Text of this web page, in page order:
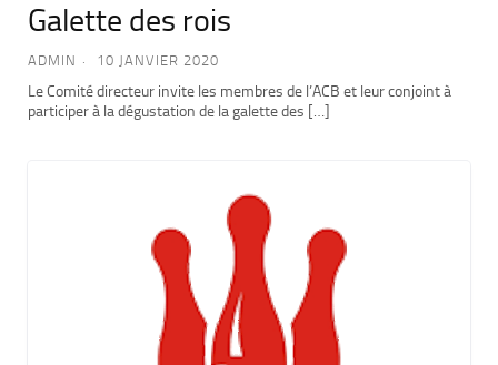
Galette des rois
ADMIN 10 JANVIER 2020
Le Comité directeur invite les membres de l’ACB et leur conjoint à
participer à la dégustation de la galette des […]